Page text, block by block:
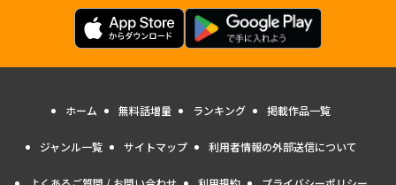
ホーム 無料話増量 ランキング 掲載作品一覧
ジャンル一覧 サイトマップ 利用者情報の外部送信について